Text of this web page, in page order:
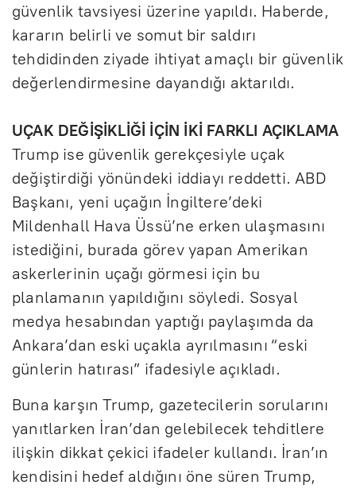
güvenlik tavsiyesi üzerine yapıldı. Haberde,
kararın belirli ve somut bir saldırı
tehdidinden ziyade ihtiyat amaçlı bir güvenlik
değerlendirmesine dayandığı aktarıldı.
UÇAK DEĞİŞİKLİĞİ İÇİN İKİ FARKLI AÇIKLAMA
Trump ise güvenlik gerekçesiyle uçak
değiştirdiği yönündeki iddiayı reddetti. ABD
Başkanı, yeni uçağın İngiltere’deki
Mildenhall Hava Üssü’ne erken ulaşmasını
istediğini, burada görev yapan Amerikan
askerlerinin uçağı görmesi için bu
planlamanın yapıldığını söyledi. Sosyal
medya hesabından yaptığı paylaşımda da
Ankara’dan eski uçakla ayrılmasını “eski
günlerin hatırası” ifadesiyle açıkladı.
Buna karşın Trump, gazetecilerin sorularını
yanıtlarken İran’dan gelebilecek tehditlere
ilişkin dikkat çekici ifadeler kullandı. İran’ın
kendisini hedef aldığını öne süren Trump,